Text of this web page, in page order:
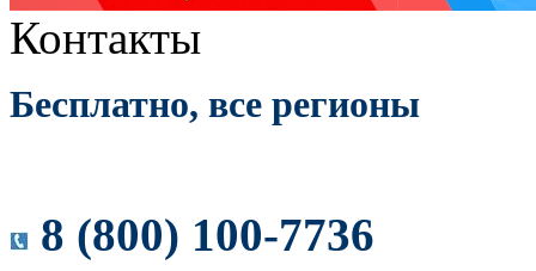
Контакты
Бесплатно, все регионы
8 (800) 100-7736